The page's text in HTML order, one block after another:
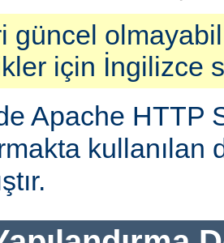
güncel
için İngilizce
Apache HTTP
kullanılan